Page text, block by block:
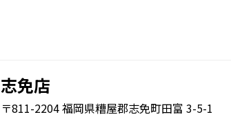
志免店
〒811-2204 福岡県糟屋郡志免町田富 3-5-1